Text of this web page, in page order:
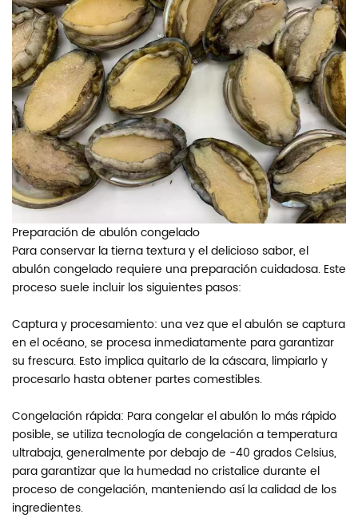
Preparación de abulón congelado
Para conservar la tierna textura y el delicioso sabor, el
abulón congelado requiere una preparación cuidadosa. Este
proceso suele incluir los siguientes pasos:
Captura y procesamiento: una vez que el abulón se captura
en el océano, se procesa inmediatamente para garantizar
su frescura. Esto implica quitarlo de la cáscara, limpiarlo y
procesarlo hasta obtener partes comestibles.
Congelación rápida: Para congelar el abulón lo más rápido
posible, se utiliza tecnología de congelación a temperatura
ultrabaja, generalmente por debajo de -40 grados Celsius,
para garantizar que la humedad no cristalice durante el
proceso de congelación, manteniendo así la calidad de los
ingredientes.